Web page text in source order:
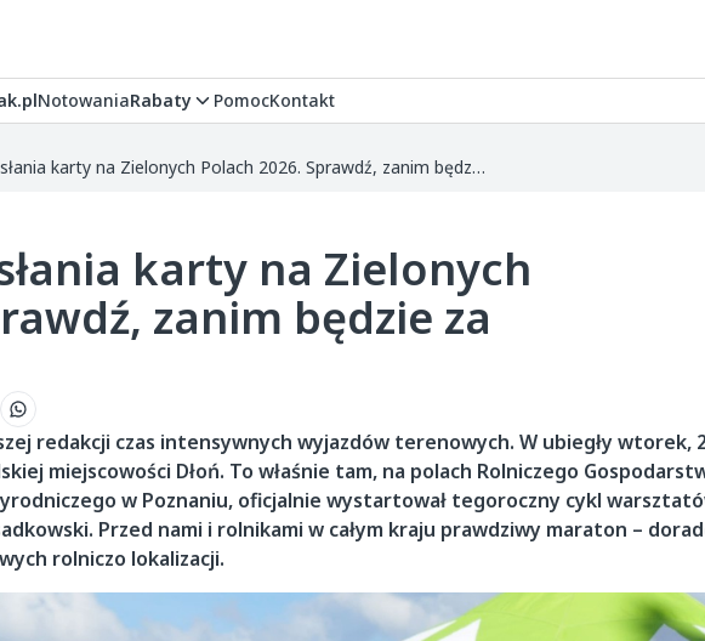
NotowaniaRabaty PomocKontakt
Osadkowski odsłania karty na Zielonych Polach 2026. Sprawdź, zanim będzie za późno!
karty na Zielonych
zanim będzie za
redakcji czas intensywnych wyjazdów terenowych. W ubiegły wtorek,
miejscowości Dłoń. To właśnie tam, na polach Rolniczego
w Poznaniu, oficjalnie wystartował tegoroczny cykl
Przed nami i rolnikami w całym kraju prawdziwy maraton –
rolniczo lokalizacji.